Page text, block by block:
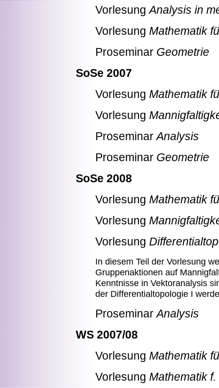
VorlesungAnalysis in
Vorlesung Mathematik
Proseminar Geometrie
SoSe 2007
Vorlesung Mathematik
Vorlesung
ProseminarAnalysis
Proseminar Geometrie
SoSe 2008
Vorlesung Mathematik
Vorlesung
Vorlesung
In diesem Teil der Vorlesung
Gruppenaktionen auf
Kenntnisse in Vektoranalysis
der Differentialtopologie I
ProseminarAnalysis
WS 2007/08
Vorlesung Mathematik
Vorlesung Mathematik